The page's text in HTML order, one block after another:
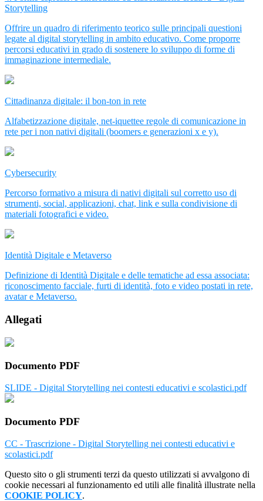
Storytelling
Offrire un quadro di riferimento teorico sulle principali questioni
legate al digital storytelling in ambito educativo. Come proporre
percorsi educativi in grado di sostenere lo sviluppo di forme di
immaginazione intermediale.
Cittadinanza digitale: il bon-ton in rete
Alfabetizzazione digitale, net-iquettee regole di comunicazione in
rete per i non nativi digitali (boomers e generazioni x e y).
Cybersecurity
Percorso formativo a misura di nativi digitali sul corretto uso di
strumenti, social, applicazioni, chat, link e sulla condivisione di
materiali fotografici e video.
Identità Digitale e Metaverso
Definizione di Identità Digitale e delle tematiche ad essa associata:
riconoscimento facciale, furti di identità, foto e video postati in rete,
avatar e Metaverso.
Allegati
Documento PDF
SLIDE - Digital Storytelling nei contesti educativi e scolastici.pdf
Documento PDF
CC - Trascrizione - Digital Storytelling nei contesti educativi e
scolastici.pdf
Questo sito o gli strumenti terzi da questo utilizzati si avvalgono di
cookie necessari al funzionamento ed utili alle finalità illustrate nella
COOKIE POLICY.